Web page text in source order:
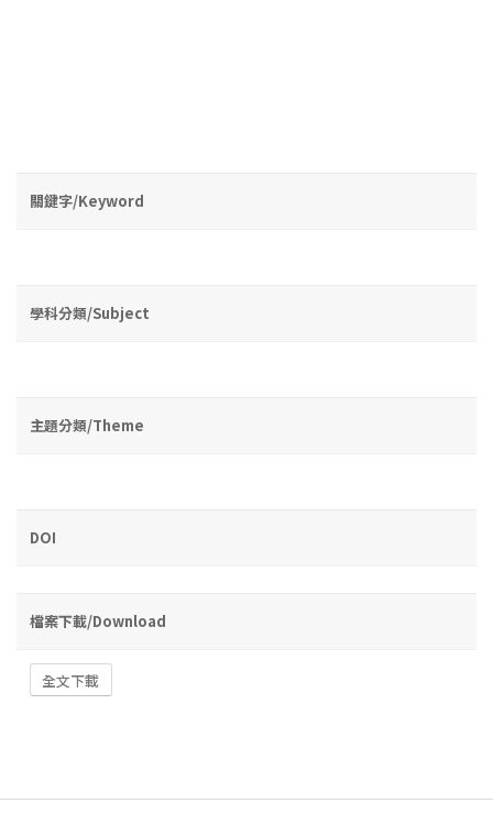
關鍵字/Keyword
學科分類/Subject
主題分類/Theme
DOI
檔案下載/Download
全文下載